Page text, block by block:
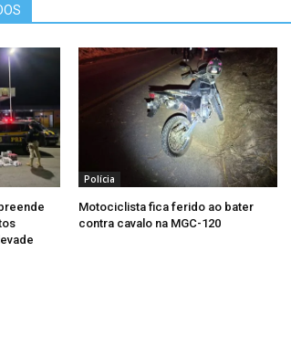
Polícia
Motociclista fica ferido ao bater
contra cavalo na MGC-120